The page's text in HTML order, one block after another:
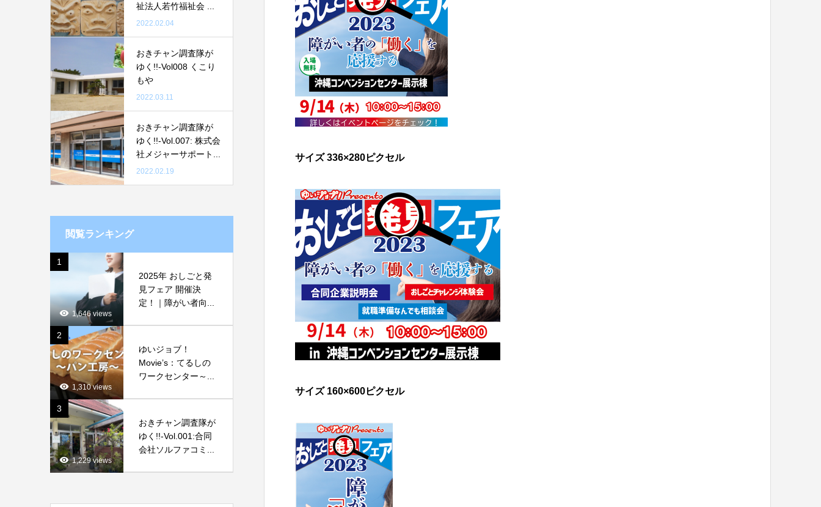
サイズ 336×280ピクセル
サイズ 160×600ピクセル
祉法人若竹福祉会 ...
2022.02.04
おきチャン調査隊が
ゆく!!-Vol008 くこり
もや
2022.03.11
おきチャン調査隊が
ゆく!!-Vol.007: 株式会
社メジャーサポート...
2022.02.19
閲覧ランキング
1
1,646 views
2025年 おしごと発
見フェア 開催決
定！｜障がい者向...
2
1,310 views
ゆいジョブ！
Movie’s：てるしの
ワークセンター～...
3
1,229 views
おきチャン調査隊が
ゆく!!-Vol.001:合同
会社ソルファコミ...